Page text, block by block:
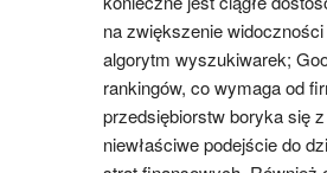
na zwiększenie
algorytm wyszukiwarek;
rankingów, co wymaga od
przedsiębiorstw boryka się
niewłaściwe podejście do